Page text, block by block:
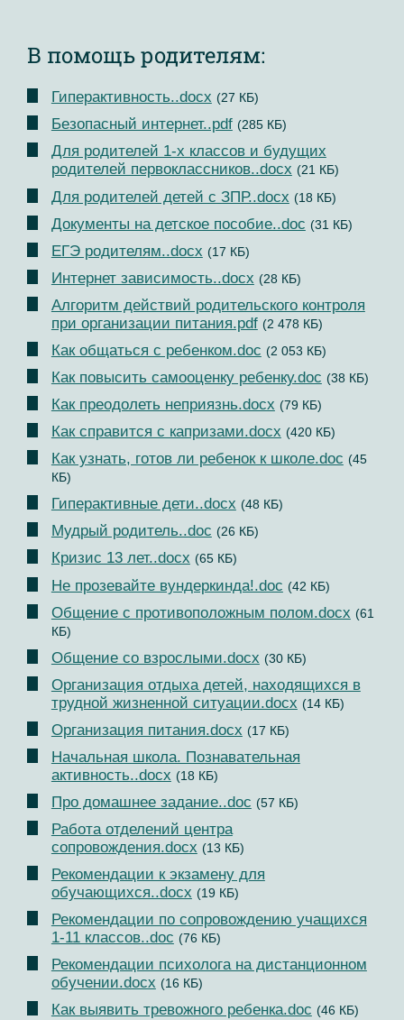
В помощь родителям:
Гиперактивность..docx (27 КБ)
Безопасный интернет..pdf (285 КБ)
Для родителей 1-х классов и будущих
родителей первоклассников..docx (21 КБ)
Для родителей детей с ЗПР..docx (18 КБ)
Документы на детское пособие..doc (31 КБ)
ЕГЭ родителям..docx (17 КБ)
Интернет зависимость..docx (28 КБ)
Алгоритм действий родительского контроля
при организации питания.pdf (2 478 КБ)
Как общаться с ребенком.doc (2 053 КБ)
Как повысить самооценку ребенку.doc (38 КБ)
Как преодолеть неприязнь.docx (79 КБ)
Как справится с капризами.docx (420 КБ)
Как узнать, готов ли ребенок к школе.doc (45
КБ)
Гиперактивные дети..docx (48 КБ)
Мудрый родитель..doc (26 КБ)
Кризис 13 лет..docx (65 КБ)
Не прозевайте вундеркинда!.doc (42 КБ)
Общение с противоположным полом.docx (61
КБ)
Общение со взрослыми.docx (30 КБ)
Организация отдыха детей, находящихся в
трудной жизненной ситуации.docx (14 КБ)
Организация питания.docx (17 КБ)
Начальная школа. Познавательная
активность..docx (18 КБ)
Про домашнее задание..doc (57 КБ)
Работа отделений центра
сопровождения.docx (13 КБ)
Рекомендации к экзамену для
обучающихся..docx (19 КБ)
Рекомендации по сопровождению учащихся
1-11 классов..doc (76 КБ)
Рекомендации психолога на дистанционном
обучении.docx (16 КБ)
Как выявить тревожного ребенка.doc (46 КБ)